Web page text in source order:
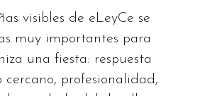
visibles de eLeyCe se
muy importantes para
una fiesta: respuesta
profesionalidad,